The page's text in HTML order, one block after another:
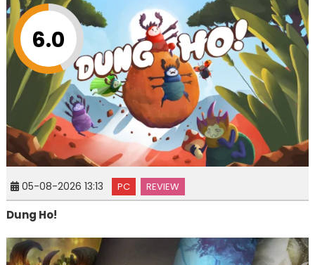
6.0
05-08-2026 13:13 PC REVIEW
Dung Ho!